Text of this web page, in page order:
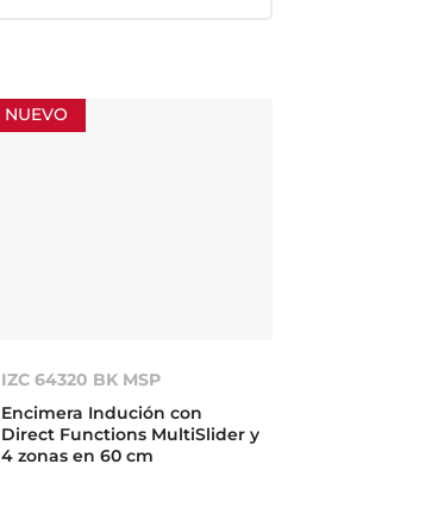
NUEVO
IZC 64320 BK MSP
Encimera Indución con
Direct Functions MultiSlider y
4 zonas en 60 cm